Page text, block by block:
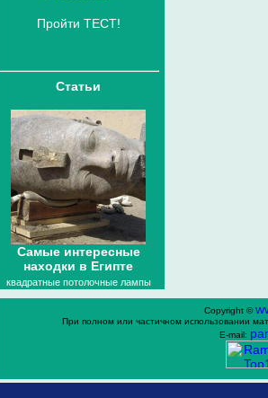
Пройти ТЕСТ!
Статьи
Самые интересные
находки в Египте
квадратные потолочные лампы
Copyright ©
При полном или частичном использовании
E-mail: